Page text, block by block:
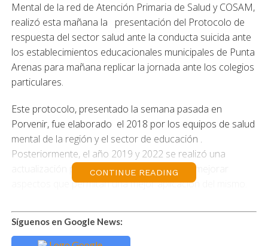
Mental de la red de Atención Primaria de Salud y COSAM,
realizó esta mañana la presentación del Protocolo de
respuesta del sector salud ante la conducta suicida ante
los establecimientos educacionales municipales de Punta
Arenas para mañana replicar la jornada ante los colegios
particulares.
Este protocolo, presentado la semana pasada en
Porvenir, fue elaborado el 2018 por los equipos de salud
mental de la región y el sector de educación .
Posteriormente, el año 2019 y 2022 se realizó una
actualización para establecer consensos y mejorar
aspectos que permitan una mejor aplicación del mismo.
Cabe mencionar que las comunidades escolares y los
establecimientos de educación superior son uno de los
contextos más importantes en la etapa de adolescencia y
CONTINUE READING
Síguenos en Google News: